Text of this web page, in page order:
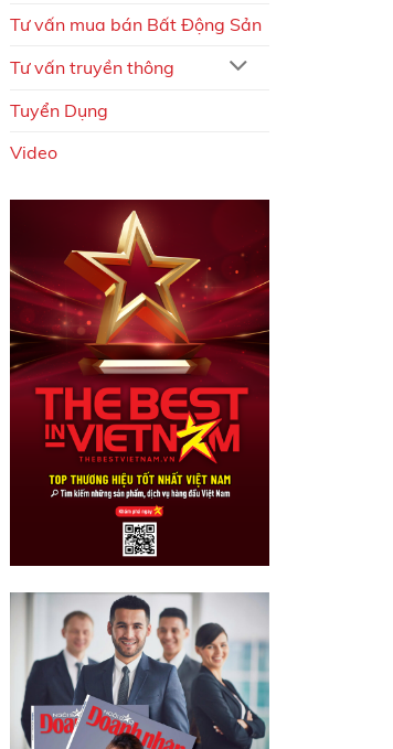
Tư vấn mua bán Bất Động Sản
Tư vấn truyền thông
Tuyển Dụng
Video